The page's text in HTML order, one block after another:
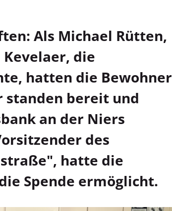
Als Michael Rütten,
die
hatten die Bewohner
bereit und
an der Niers
des
hatte die
Spende ermöglicht.